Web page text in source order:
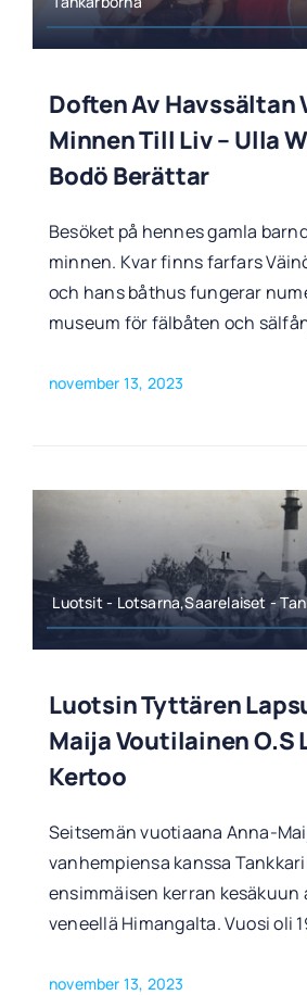
Doften Av Havssältan
Minnen Till Liv – Ulla
Bodö Berättar
Besöket på hennes gamla
minnen. Kvar finns farfars
och hans båthus fungerar
museum för fälbåten och
november 13, 2023
Luotsit - Lotsarna,Saarelaiset -
Luotsin Tyttären
Maija Voutilainen O.s
Kertoo
Seitsemän vuotiaana Anna-
vanhempiensa kanssa
ensimmäisen kerran kesäkuun
veneellä Himangalta. Vuosi oli
november 13, 2023